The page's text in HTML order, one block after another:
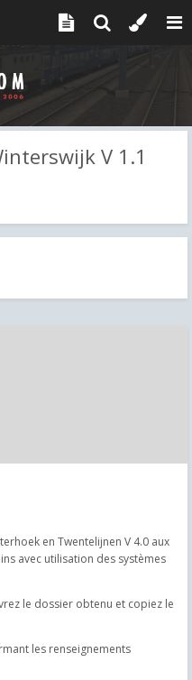
V 1.1
en Twentelijnen V 4.0 aux
avec utilisation des systèmes
le dossier obtenu et copiez le
les renseignements